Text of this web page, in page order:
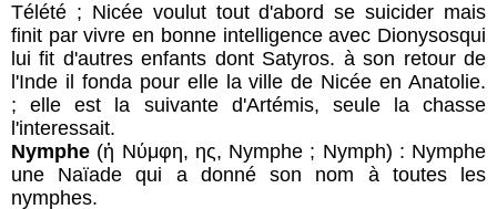
Télété ; Nicée voulut tout d'abord se suicider mais
finit par vivre en bonne intelligence avec Dionysosqui
lui fit d'autres enfants dont Satyros. à son retour de
l'Inde il fonda pour elle la ville de Nicée en Anatolie.
; elle est la suivante d'Artémis, seule la chasse
l'interessait.
Nymphe (ἡ Νύμφη, ης, Nymphe ; Nymph) : Nymphe
une Naïade qui a donné son nom à toutes les
nymphes.